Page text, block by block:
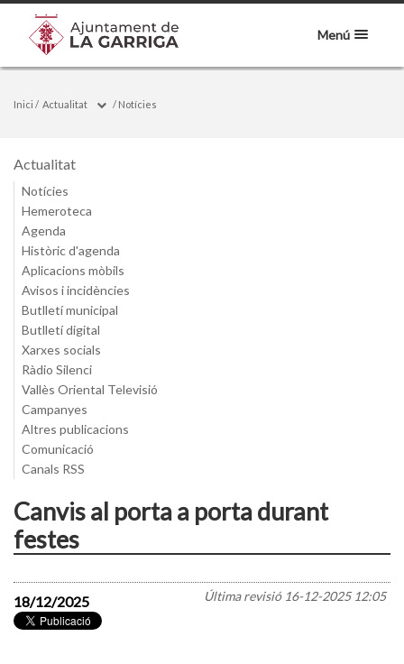
Menú
Inici / Actualitat / Notícies
Actualitat
Notícies
Hemeroteca
Agenda
Històric d'agenda
Aplicacions mòbils
Avisos i incidències
Butlletí municipal
Butlletí digital
Xarxes socials
Ràdio Silenci
Vallès Oriental Televisió
Campanyes
Altres publicacions
Comunicació
Canals RSS
Canvis al porta a porta durant
festes
Última revisió 16-12-2025 12:05
18/12/2025